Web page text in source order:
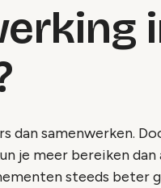
samenwerken.
je meer bereiken
steeds beter